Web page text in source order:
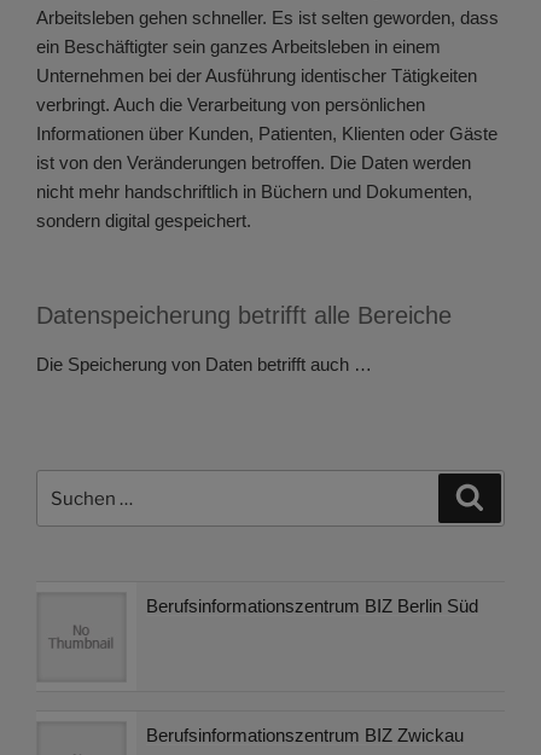
Arbeitsleben gehen schneller. Es ist selten geworden, dass
ein Beschäftigter sein ganzes Arbeitsleben in einem
Unternehmen bei der Ausführung identischer Tätigkeiten
verbringt. Auch die Verarbeitung von persönlichen
Informationen über Kunden, Patienten, Klienten oder Gäste
ist von den Veränderungen betroffen. Die Daten werden
nicht mehr handschriftlich in Büchern und Dokumenten,
sondern digital gespeichert.
Datenspeicherung betrifft alle Bereiche
Die Speicherung von Daten betrifft auch …
nach:
Berufsinformationszentrum BIZ Berlin Süd
Berufsinformationszentrum BIZ Zwickau